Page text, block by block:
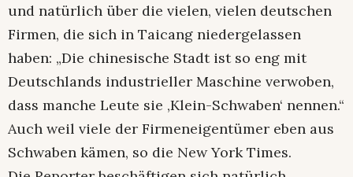
und natürlich über die vielen, vielen deutschen
Firmen, die sich in Taicang niedergelassen
haben: „Die chinesische Stadt ist so eng mit
Deutschlands industrieller Maschine verwoben,
dass manche Leute sie ‚Klein-Schwaben‘ nennen.“
Auch weil viele der Firmeneigentümer eben aus
Schwaben kämen, so die New York Times.